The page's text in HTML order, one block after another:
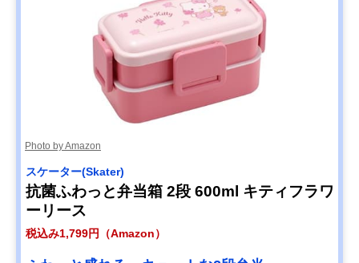
Photo by Amazon
スケーター(Skater)
抗菌ふわっと弁当箱 2段 600ml キティフラワ
ーリース
税込み1,799円（Amazon）